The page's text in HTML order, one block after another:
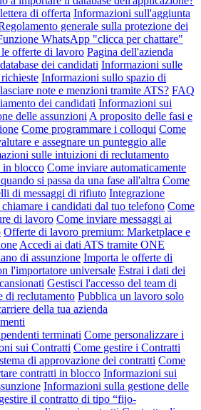
di offerta Informazioni sull'aggiunta
generale sulla protezione dei
WhatsApp "clicca per chattare"
offerte di lavoro Pagina dell'azienda
dei candidati Informazioni sulle
Informazioni sullo spazio di
note e menzioni tramite ATS? FAQ
dei candidati Informazioni sui
delle assunzioni A proposito delle fasi e
Come programmare i colloqui Come
e assegnare un punteggio alle
sulle intuizioni di reclutamento
in blocco Come inviare automaticamente
si passa da una fase all'altra Come
di messaggi di rifiuto Integrazione
i candidati dal tuo telefono Come
di lavoro Come inviare messaggi ai
Offerte di lavoro premium: Marketplace e
Accedi ai dati ATS tramite ONE
di assunzione Importa le offerte di
l'importatore universale Estrai i dati dei
Gestisci l'accesso del team di
di reclutamento Pubblica un lavoro solo
della tua azienda
terminati Come personalizzare i
sui Contratti Come gestire i Contratti
di approvazione dei contratti Come
contratti in blocco Informazioni sui
Informazioni sulla gestione delle
il contratto di tipo “fijo-